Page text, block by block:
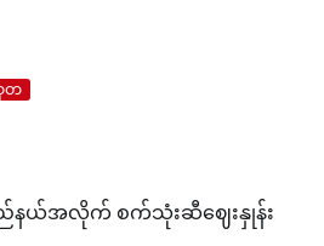
တ
ည်နယ်အလိုက် စက်သုံးဆီဈေးနှုန်း